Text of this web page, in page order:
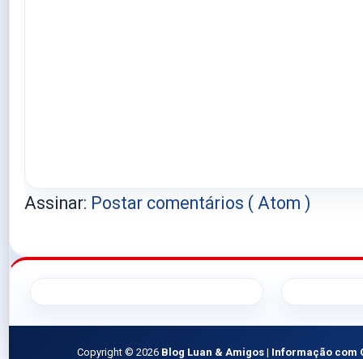
Assinar: Postar comentários ( Atom )
Copyright © 2026 Blog Luan & Amigos | Informação